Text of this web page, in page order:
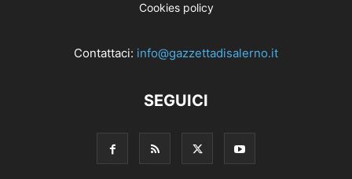
Cookies policy
Contattaci: info@gazzettadisalerno.it
SEGUICI